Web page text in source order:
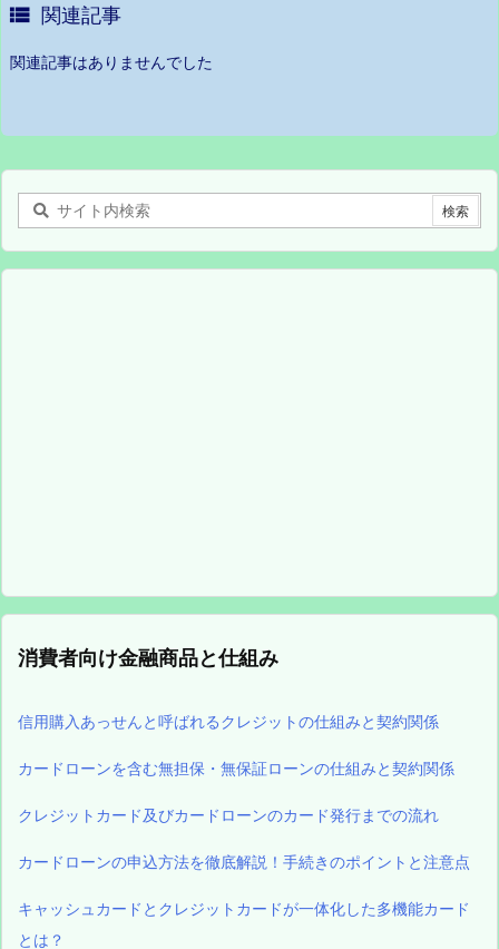
 関連記事
関連記事はありませんでした
消費者向け金融商品と仕組み
信用購入あっせんと呼ばれるクレジットの仕組みと契約関係
カードローンを含む無担保・無保証ローンの仕組みと契約関係
クレジットカード及びカードローンのカード発行までの流れ
カードローンの申込方法を徹底解説！手続きのポイントと注意点
キャッシュカードとクレジットカードが一体化した多機能カード
とは？